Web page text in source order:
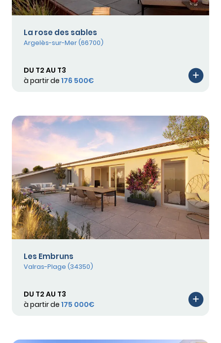
La rose des sables
Argelès-sur-Mer (66700)
DU T2 AU T3
à partir de 176 500€
Les Embruns
Valras-Plage (34350)
DU T2 AU T3
à partir de 175 000€